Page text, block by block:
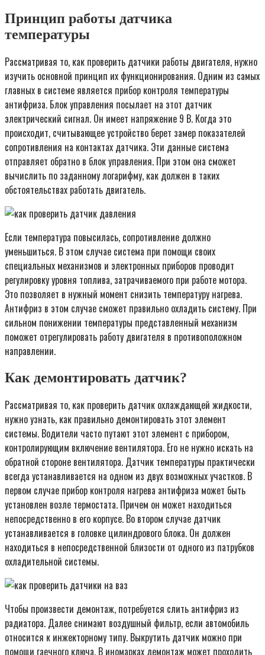
Принцип работы датчика
температуры
Рассматривая то, как проверить датчики работы двигателя, нужно
изучить основной принцип их функционирования. Одним из самых
главных в системе является прибор контроля температуры
антифриза. Блок управления посылает на этот датчик
электрический сигнал. Он имеет напряжение 9 В. Когда это
происходит, считывающее устройство берет замер показателей
сопротивления на контактах датчика. Эти данные система
отправляет обратно в блок управления. При этом она сможет
вычислить по заданному логарифму, как должен в таких
обстоятельствах работать двигатель.
Если температура повысилась, сопротивление должно
уменьшиться. В этом случае система при помощи своих
специальных механизмов и электронных приборов проводит
регулировку уровня топлива, затрачиваемого при работе мотора.
Это позволяет в нужный момент снизить температуру нагрева.
Антифриз в этом случае сможет правильно охладить систему. При
сильном понижении температуры представленный механизм
поможет отрегулировать работу двигателя в противоположном
направлении.
Как демонтировать датчик?
Рассматривая то, как проверить датчик охлаждающей жидкости,
нужно узнать, как правильно демонтировать этот элемент
системы. Водители часто путают этот элемент с прибором,
контролирующим включение вентилятора. Его не нужно искать на
обратной стороне вентилятора. Датчик температуры практически
всегда устанавливается на одном из двух возможных участков. В
первом случае прибор контроля нагрева антифриза может быть
установлен возле термостата. Причем он может находиться
непосредственно в его корпусе. Во втором случае датчик
устанавливается в головке цилиндрового блока. Он должен
находиться в непосредственной близости от одного из патрубков
охладительной системы.
Чтобы произвести демонтаж, потребуется слить антифриз из
радиатора. Далее снимают воздушный фильтр, если автомобиль
относится к инжекторному типу. Выкрутить датчик можно при
помощи гаечного ключа. В иномарках демонтаж может проходить